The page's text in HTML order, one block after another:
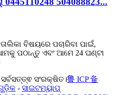
ବିଷୟରେ ପଚାରିବା ପାଇଁ,
ପଠାନ୍ତୁ ଏବଂ ଆମେ 24 ଘଣ୍ଟା
ସଂରକ୍ଷିତ।鲁 ICP 备
- ସାଇଟମ୍ୟାପ୍